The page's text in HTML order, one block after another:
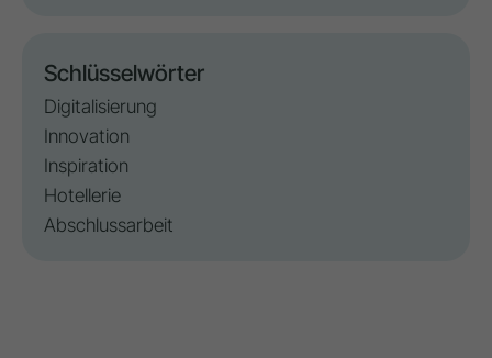
Schlüsselwörter
Digitalisierung
Innovation
Inspiration
Hotellerie
Abschlussarbeit